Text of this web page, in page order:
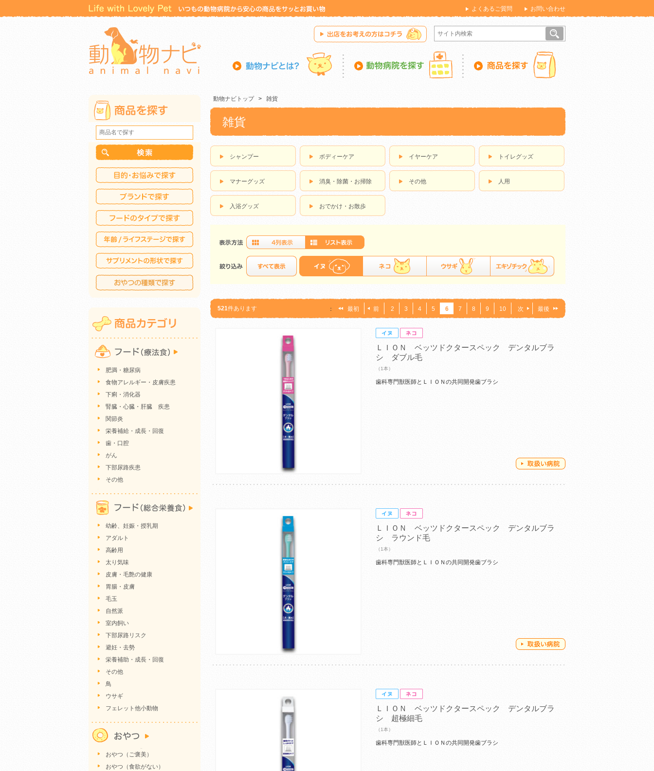
よくあるご質問 お問い合わせ
動物ナビトップ > 雑貨
雑貨
シャンプー ボディーケア イヤーケア トイレグッズ
マナーグッズ 消臭・除菌・お掃除 その他 人用
入浴グッズ おでかけ・お散歩
521件あります ： 最初 前 2 3 4 5 6 7 8 9 10 次 最後
ＬＩＯＮ ベッツドクタースペック デンタルブラ
シ ダブル毛
（1本）
歯科専門獣医師とＬＩＯＮの共同開発歯ブラシ
ＬＩＯＮ ベッツドクタースペック デンタルブラ
シ ラウンド毛
（1本）
歯科専門獣医師とＬＩＯＮの共同開発歯ブラシ
ＬＩＯＮ ベッツドクタースペック デンタルブラ
シ 超極細毛
（1本）
歯科専門獣医師とＬＩＯＮの共同開発歯ブラシ
肥満・糖尿病
食物アレルギー・皮膚疾患
下痢・消化器
腎臓・心臓・肝臓 疾患
関節炎
栄養補給・成長・回復
歯・口腔
がん
下部尿路疾患
その他
幼齢、妊娠・授乳期
アダルト
高齢用
太り気味
皮膚・毛艶の健康
胃腸・皮膚
毛玉
自然派
室内飼い
下部尿路リスク
避妊・去勢
栄養補助・成長・回復
その他
鳥
ウサギ
フェレット他小動物
おやつ（ご褒美）
おやつ（食欲がない）